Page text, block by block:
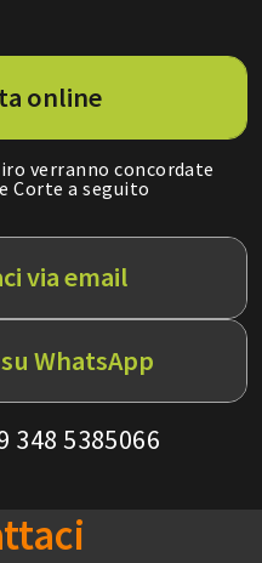
online
verranno concordate
Corte a seguito
via email
WhatsApp
348 5385066